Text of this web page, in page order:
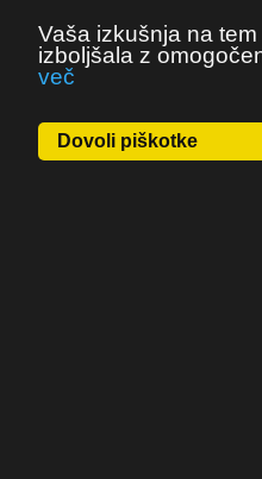
Vaša izkušnja na
izboljšala z
več
Dovoli piškotke